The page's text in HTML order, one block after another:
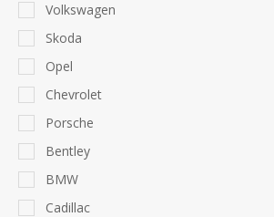
Volkswagen
Skoda
Opel
Chevrolet
Porsche
Bentley
BMW
Cadillac